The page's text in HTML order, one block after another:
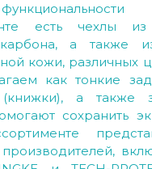
есть чехлы
карбона, а также
кожи, различных
как тонкие
а также
сохранить